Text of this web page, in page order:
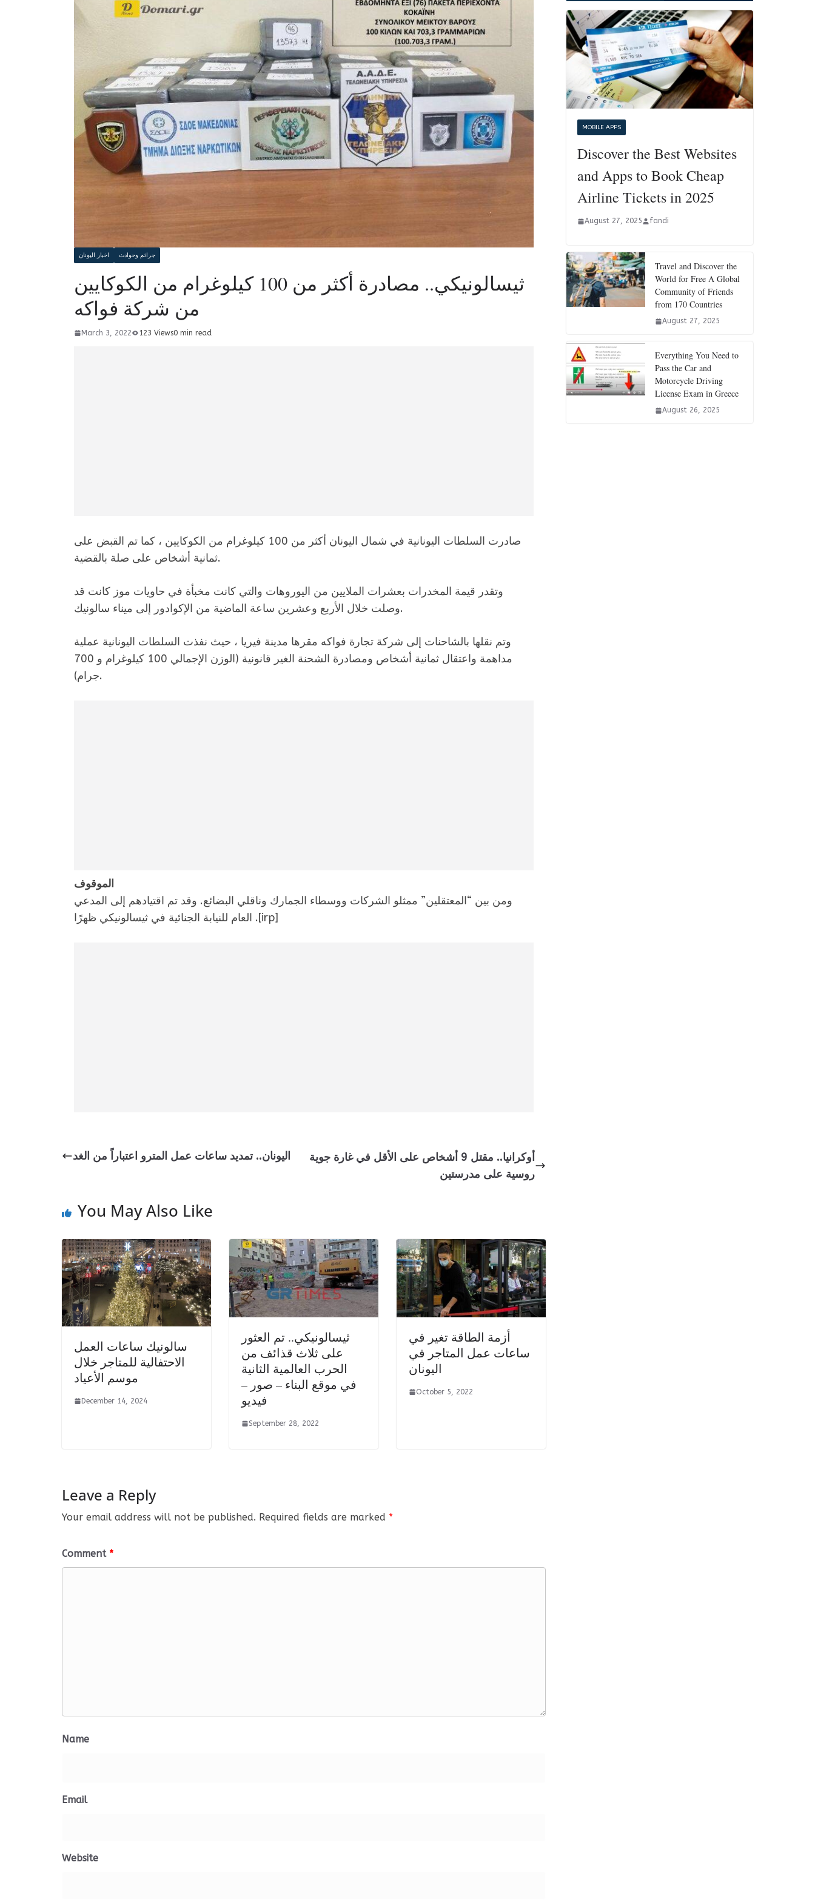
اخبار اليونان جرائم وحوادث
ثيسالونيكي.. مصادرة أكثر من 100 كيلوغرام من الكوكايين
من شركة فواكه
March 3, 2022 123 Views0 min read
صادرت السلطات اليونانية في شمال اليونان أكثر من 100 كيلوغرام من الكوكايين ، كما تم القبض على
ثمانية أشخاص على صلة بالقضية.
وتقدر قيمة المخدرات بعشرات الملايين من اليوروهات والتي كانت مخبأة في حاويات موز كانت قد
وصلت خلال الأربع وعشرين ساعة الماضية من الإكوادور إلى ميناء سالونيك.
وتم نقلها بالشاحنات إلى شركة تجارة فواكه مقرها مدينة فيريا ، حيث نفذت السلطات اليونانية عملية
مداهمة واعتقال ثمانية أشخاص ومصادرة الشحنة الغير قانونية (الوزن الإجمالي 100 كيلوغرام و 700
جرام).
الموقوف
ومن بين “المعتقلين” ممثلو الشركات ووسطاء الجمارك وناقلي البضائع. وقد تم اقتيادهم إلى المدعي
العام للنيابة الجنائية في ثيسالونيكي ظهرًا .[irp]
اليونان.. تمديد ساعات عمل المترو اعتباراً من الغد
أوكرانيا.. مقتل 9 أشخاص على الأقل في غارة جوية
روسية على مدرستين
You May Also Like
سالونيك ساعات العمل
الاحتفالية للمتاجر خلال
موسم الأعياد
December 14, 2024
ثيسالونيكي.. تم العثور
على ثلاث قذائف من
الحرب العالمية الثانية
في موقع البناء – صور –
فيديو
September 28, 2022
أزمة الطاقة تغير في
ساعات عمل المتاجر في
اليونان
October 5, 2022
Leave a Reply
Your email address will not be published. Required fields are marked *
Comment *
Name
Email
Website
MOBILE APPS
Discover the Best Websites
and Apps to Book Cheap
Airline Tickets in 2025
August 27, 2025 fandi
Travel and Discover the
World for Free A Global
Community of Friends
from 170 Countries
August 27, 2025
Everything You Need to
Pass the Car and
Motorcycle Driving
License Exam in Greece
August 26, 2025